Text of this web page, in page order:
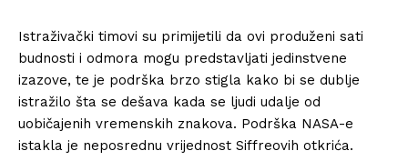
Istraživački timovi su primijetili da ovi produženi sati
budnosti i odmora mogu predstavljati jedinstvene
izazove, te je podrška brzo stigla kako bi se dublje
istražilo šta se dešava kada se ljudi udalje od
uobičajenih vremenskih znakova. Podrška NASA-e
istakla je neposrednu vrijednost Siffreovih otkrića.